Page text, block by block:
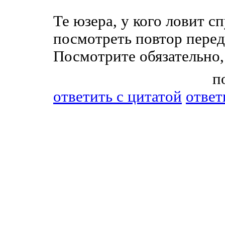
Те юзера, у кого ловит
посмотреть повтор
Посмотрите
ответить c цитатой